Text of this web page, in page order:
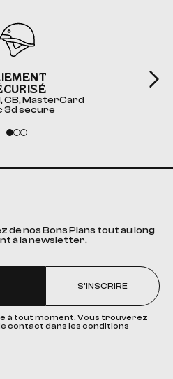
CB, MasterCard
3d secure
nos Bons Plans tout au long
à la newsletter.
S'INSCRIRE
à tout moment. Vous trouverez
contact dans les conditions